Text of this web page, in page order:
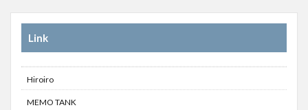
Link
Hiroiro
MEMO TANK